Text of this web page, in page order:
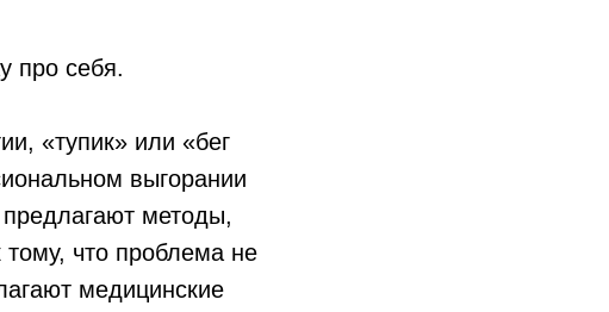
про себя.
«тупик» или «бег
выгорании
методы,
что проблема не
медицинские